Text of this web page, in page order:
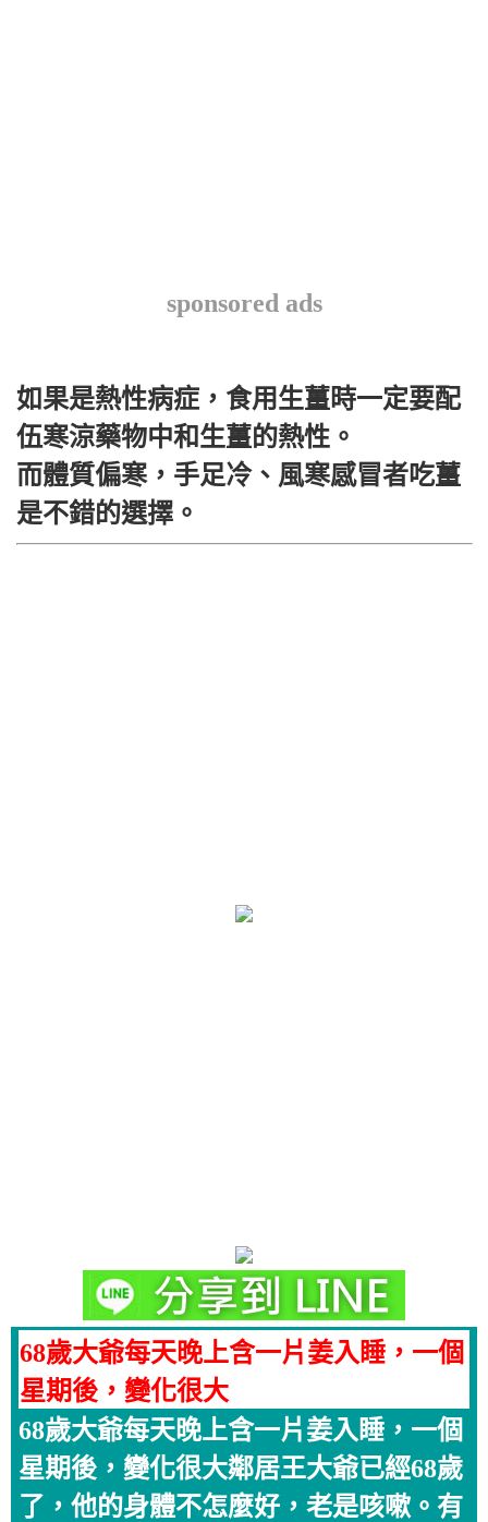
sponsored ads
如果是熱性病症，食用生薑時一定要配
伍寒涼藥物中和生薑的熱性。
而體質偏寒，手足冷、風寒感冒者吃薑
是不錯的選擇。
68歲大爺每天晚上含一片姜入睡，一個
星期後，變化很大
68歲大爺每天晚上含一片姜入睡，一個
星期後，變化很大鄰居王大爺已經68歲
了，他的身體不怎麼好，老是咳嗽。有